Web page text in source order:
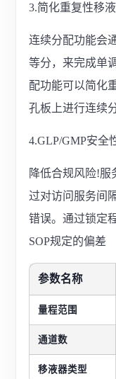
3.简化重复性移
连续分配功能会
等分，来完成单
配功能可以简化
孔板上进行连续
4.GLP/GMP安全
降低合规风险!服
过对访问服务间
错误。通过锁定
SOP规定的偏差
参数名称
量程范围
通道数
移液器类型